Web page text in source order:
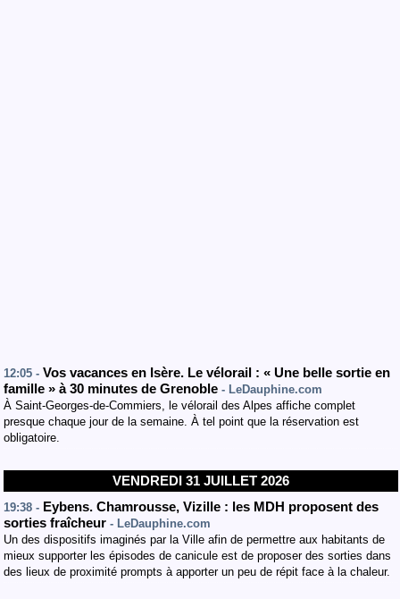
12:05 - Vos vacances en Isère. Le vélorail : « Une belle sortie en
famille » à 30 minutes de Grenoble - LeDauphine.com
À Saint-Georges-de-Commiers, le vélorail des Alpes affiche complet
presque chaque jour de la semaine. À tel point que la réservation est
obligatoire.
VENDREDI 31 JUILLET 2026
19:38 - Eybens. Chamrousse, Vizille : les MDH proposent des
sorties fraîcheur - LeDauphine.com
Un des dispositifs imaginés par la Ville afin de permettre aux habitants de
mieux supporter les épisodes de canicule est de proposer des sorties dans
des lieux de proximité prompts à apporter un peu de répit face à la chaleur.